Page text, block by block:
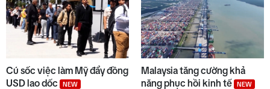
Cú sốc việc làm Mỹ đẩy đồng
USD lao dốc
NEW
Malaysia tăng cường khả
năng phục hồi kinh tế
NEW